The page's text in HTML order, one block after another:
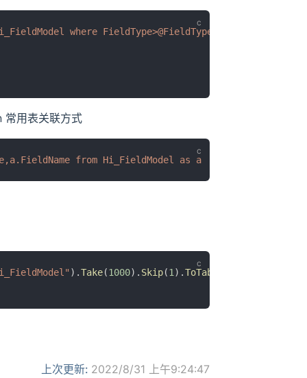
where FieldType>@FieldType and
用表关联方式
from Hi_FieldModel as a  inner join
).Take(1000). Skip(1 ).ToTable
上次更新: 2022/8/31 上午9:24:47